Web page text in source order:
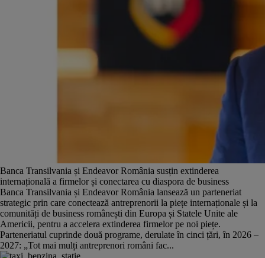
Banca Transilvania și Endeavor România susțin extinderea
internațională a firmelor și conectarea cu diaspora de business
Banca Transilvania și Endeavor România lansează un parteneriat
strategic prin care conectează antreprenorii la piețe internaționale și la
comunități de business românești din Europa și Statele Unite ale
Americii, pentru a accelera extinderea firmelor pe noi piețe.
Parteneriatul cuprinde două programe, derulate în cinci țări, în 2026 –
2027: „Tot mai mulți antreprenori români fac...